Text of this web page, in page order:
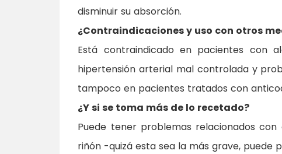
disminuir su absorción.
¿Contraindicaciones y uso con otros
Está contraindicado en pacientes con
hipertensión arterial mal controlada y
tampoco en pacientes tratados con
¿Y si se toma más de lo recetado?
Puede tener problemas relacionados
riñón -quizá esta sea la más grave, puede